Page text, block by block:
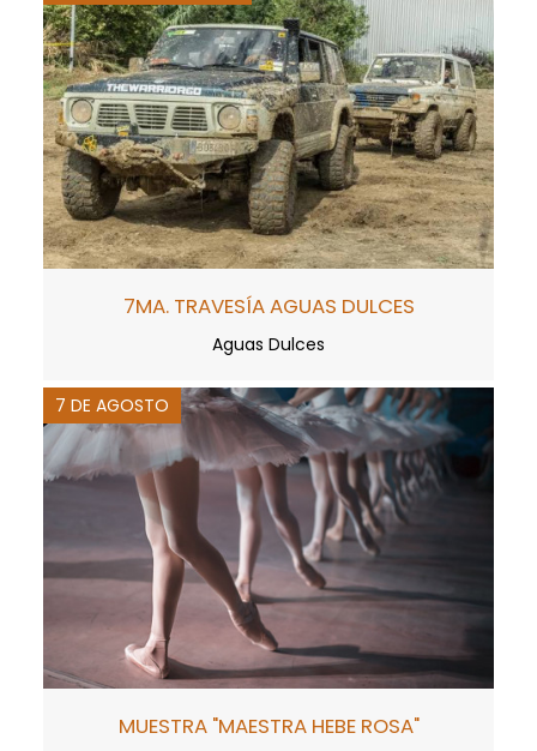
7MA. TRAVESÍA AGUAS DULCES
Aguas Dulces
7 DE AGOSTO
MUESTRA "MAESTRA HEBE ROSA"